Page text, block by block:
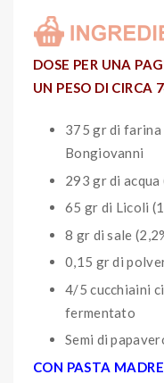
DOSE PER UNA
UN PESO DI CIRCA
375 gr di
Bongiovanni
293 gr di
65 gr di Licoli
8 gr di sale
0,15 gr di
4/5 cucchiaini
fermentato
Semi di
CON PASTA